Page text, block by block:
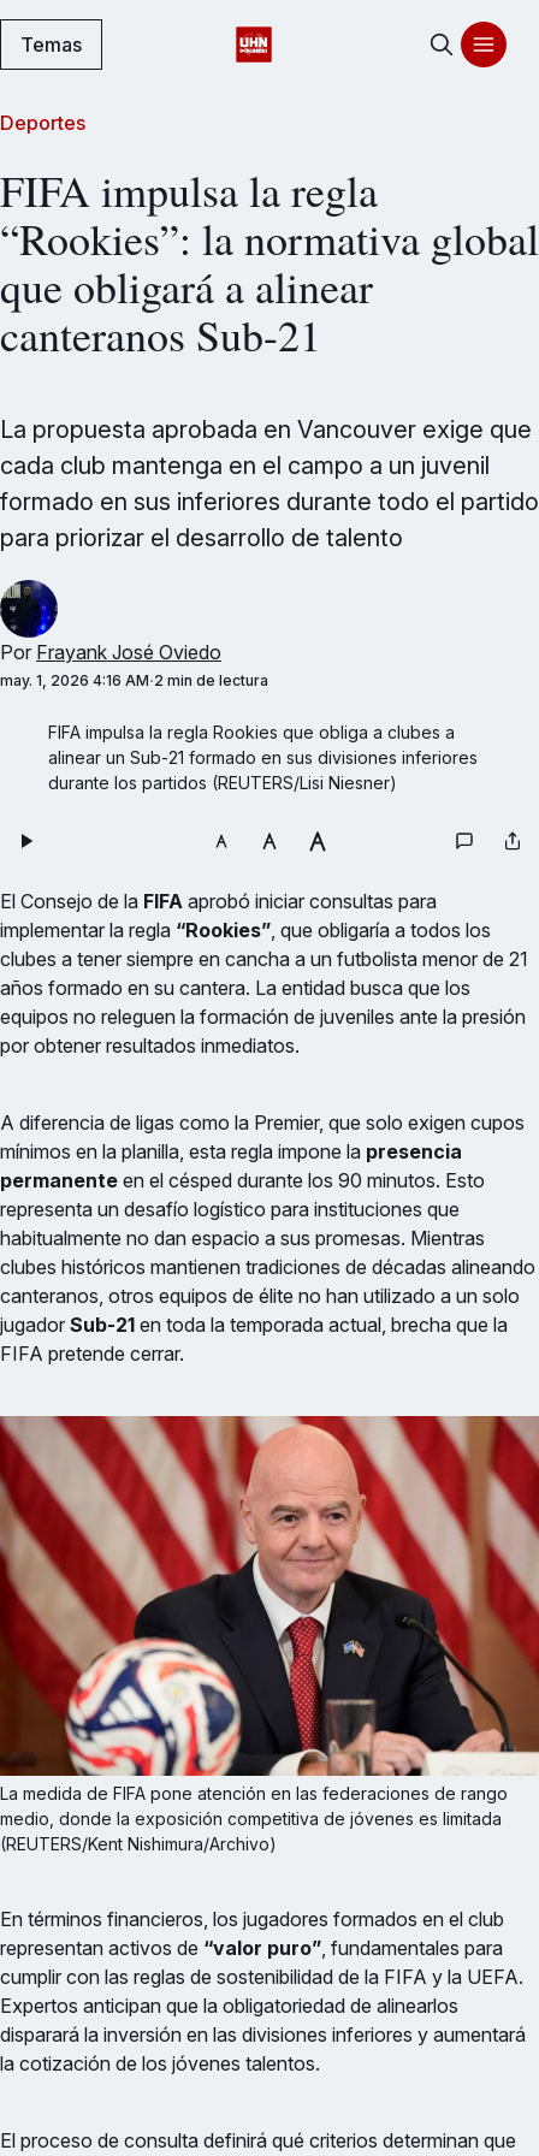
Temas
Deportes
FIFA impulsa la regla
“Rookies”: la normativa global
que obligará a alinear
canteranos Sub-21
La propuesta aprobada en Vancouver exige que
cada club mantenga en el campo a un juvenil
formado en sus inferiores durante todo el partido
para priorizar el desarrollo de talento
Por Frayank José Oviedo
may. 1, 2026 4:16 AM 2 min de lectura
FIFA impulsa la regla Rookies que obliga a clubes a
alinear un Sub-21 formado en sus divisiones inferiores
durante los partidos (REUTERS/Lisi Niesner)
El Consejo de la FIFA aprobó iniciar consultas para
implementar la regla “Rookies”, que obligaría a todos los
clubes a tener siempre en cancha a un futbolista menor de 21
años formado en su cantera. La entidad busca que los
equipos no releguen la formación de juveniles ante la presión
por obtener resultados inmediatos.
A diferencia de ligas como la Premier, que solo exigen cupos
mínimos en la planilla, esta regla impone la presencia
permanente en el césped durante los 90 minutos. Esto
representa un desafío logístico para instituciones que
habitualmente no dan espacio a sus promesas. Mientras
clubes históricos mantienen tradiciones de décadas alineando
canteranos, otros equipos de élite no han utilizado a un solo
jugador Sub-21 en toda la temporada actual, brecha que la
FIFA pretende cerrar.
La medida de FIFA pone atención en las federaciones de rango
medio, donde la exposición competitiva de jóvenes es limitada
(REUTERS/Kent Nishimura/Archivo)
En términos financieros, los jugadores formados en el club
representan activos de “valor puro” , fundamentales para
cumplir con las reglas de sostenibilidad de la FIFA y la UEFA.
Expertos anticipan que la obligatoriedad de alinearlos
disparará la inversión en las divisiones inferiores y aumentará
la cotización de los jóvenes talentos.
El proceso de consulta definirá qué criterios determinan que